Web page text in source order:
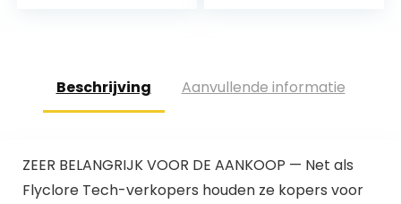
Beschrijving Aanvullende informatie
ZEER BELANGRIJK VOOR DE AANKOOP — Net als
Flyclore Tech-verkopers houden ze kopers voor